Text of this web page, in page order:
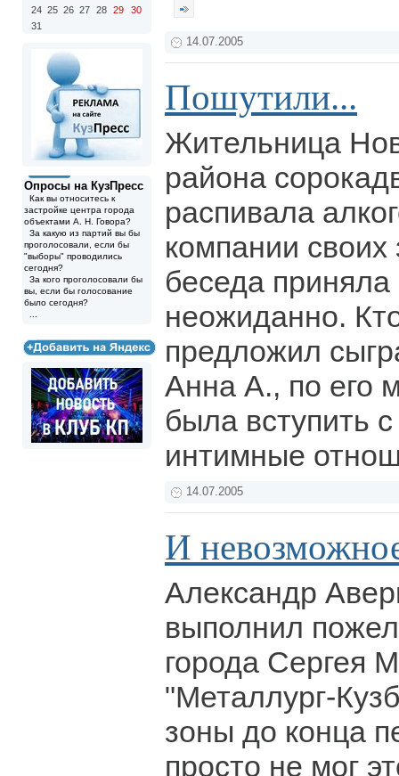
24 25 26 27 28 29
30
31
Опросы на КузПресс
Как вы относитесь к
застройке центра города
объектами А. Н. Говора?
За какую из партий вы бы
проголосовали, если бы
"выборы" проводились
сегодня?
За кого проголосовали бы
вы, если бы голосование
было сегодня?
14.07.2005
Пошутили...
Жительница
района
распивала
компании
беседа
неожиданно.
предложил
Анна А., по его
была вступить
интимные
14.07.2005
И
Александр
выполнил
города Сергея
"Металлург-
зоны до конца
просто не мог